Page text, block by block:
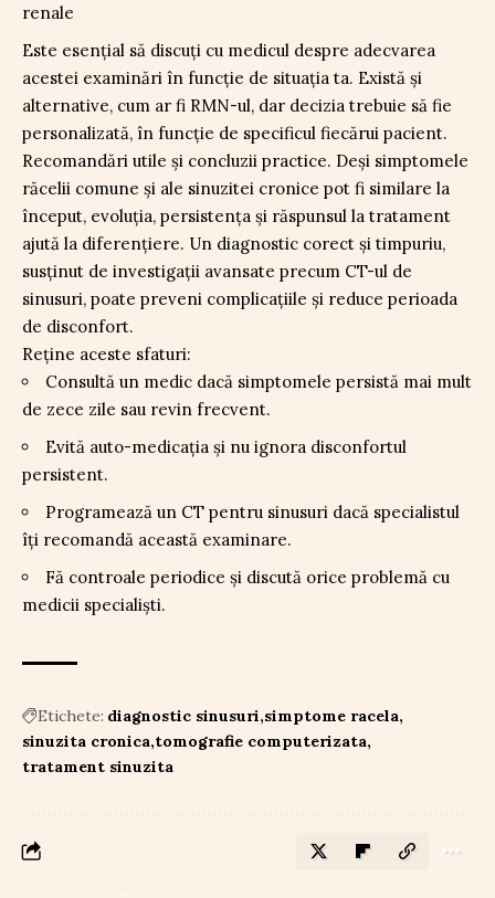
renale
Este esențial să discuți cu medicul despre adecvarea
acestei examinări în funcție de situația ta. Există și
alternative, cum ar fi RMN-ul, dar decizia trebuie să fie
personalizată, în funcție de specificul fiecărui pacient.
Recomandări utile și concluzii practice. Deși simptomele
răcelii comune și ale sinuzitei cronice pot fi similare la
început, evoluția, persistența și răspunsul la tratament
ajută la diferențiere. Un diagnostic corect și timpuriu,
susținut de investigații avansate precum CT-ul de
sinusuri, poate preveni complicațiile și reduce perioada
de disconfort.
Reține aceste sfaturi:
Consultă un medic dacă simptomele persistă mai mult
de zece zile sau revin frecvent.
Evită auto-medicația și nu ignora disconfortul
persistent.
Programează un CT pentru sinusuri dacă specialistul
îți recomandă această examinare.
Fă controale periodice și discută orice problemă cu
medicii specialiști.
Etichete: diagnostic sinusuri simptome racela
sinuzita cronica tomografie computerizata
tratament sinuzita